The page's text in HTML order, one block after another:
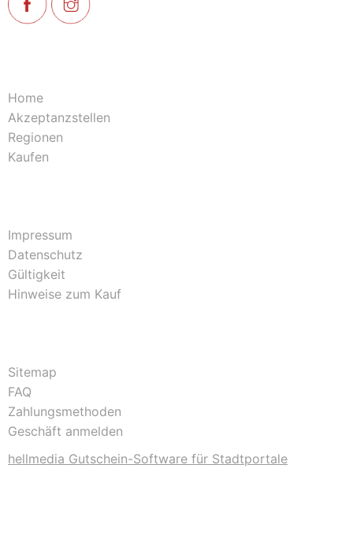
Home
Akzeptanzstellen
Regionen
Kaufen
Impressum
Datenschutz
Gültigkeit
Hinweise zum Kauf
Sitemap
FAQ
Zahlungsmethoden
Geschäft anmelden
hellmedia Gutschein-Software für Stadtportale